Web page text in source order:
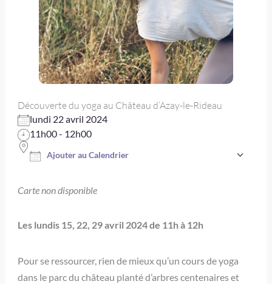
Découverte du yoga au Château d’Azay-le-Rideau
lundi 22 avril 2024
11h00 - 12h00
Ajouter au Calendrier
Carte non disponible
Les lundis 15, 22, 29 avril 2024 de 11h à 12h
Pour se ressourcer, rien de mieux qu’un cours de yoga
dans le parc du château planté d’arbres centenaires et